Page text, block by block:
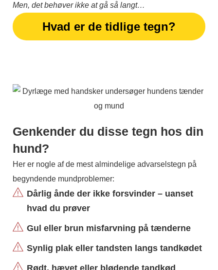
Men, det behøver ikke at gå så langt…
Hvad er de tidlige tegn?
Genkender du disse tegn hos din
hund?
Her er nogle af de mest almindelige advarselstegn på
begyndende mundproblemer:
Dårlig ånde der ikke forsvinder – uanset
hvad du prøver
Gul eller brun misfarvning på tænderne
Synlig plak eller tandsten langs tandkødet
Rødt, hævet eller blødende tandkød